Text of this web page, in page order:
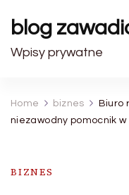
blog
Wpisy prywatne
Home biznes
Biuro
niezawodny pomocnik
BIZNES